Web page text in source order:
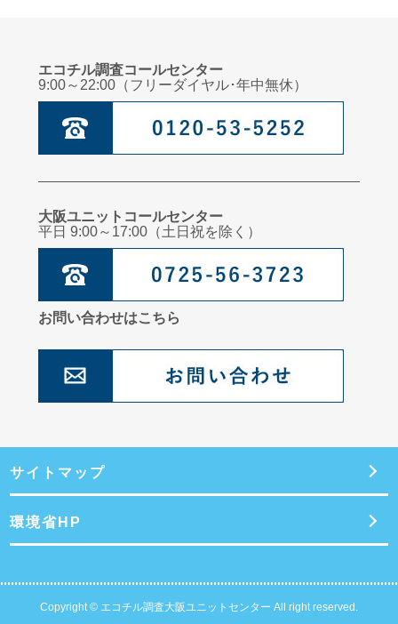
エコチル調査コールセンター
9:00～22:00（フリーダイヤル･年中無休）
大阪ユニットコールセンター
平日 9:00～17:00（土日祝を除く）
お問い合わせはこちら
サイトマップ
環境省HP
Copyright © エコチル調査大阪ユニットセンター All right reserved.